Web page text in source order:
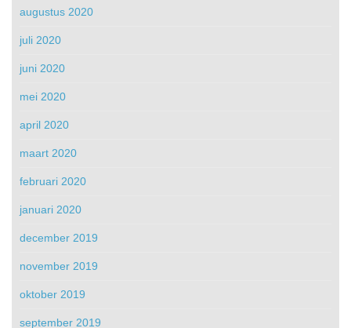
augustus 2020
juli 2020
juni 2020
mei 2020
april 2020
maart 2020
februari 2020
januari 2020
december 2019
november 2019
oktober 2019
september 2019